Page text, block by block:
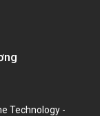
Technology -